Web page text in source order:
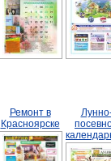
Ремонт в
Красноярске